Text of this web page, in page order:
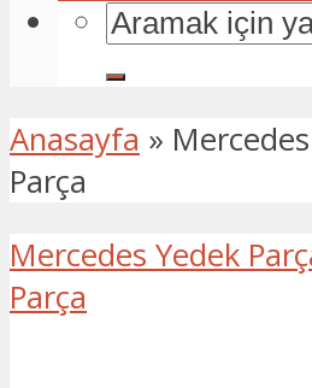
Anasayfa »
Parça
Mercedes Yedek
Parça